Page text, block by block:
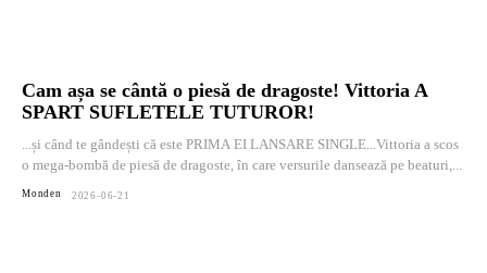
Cam așa se cântă o piesă de dragoste! Vittoria A
SPART SUFLETELE TUTUROR!
...și când te gândești că este PRIMA EI LANSARE SINGLE...Vittoria a scos
o mega-bombă de piesă de dragoste, în care versurile dansează pe beaturi,...
Monden 2026-06-21